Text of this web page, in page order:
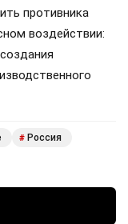
противника
воздействии:
# Россия